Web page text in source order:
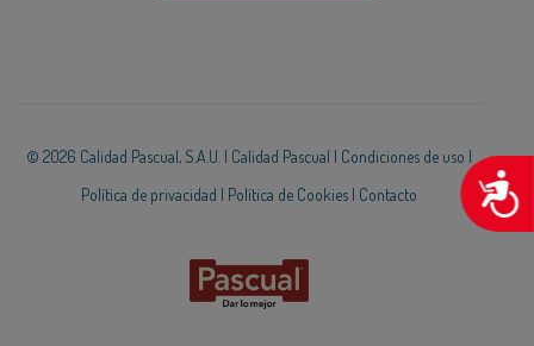
© 2026 Calidad Pascual, S.A.U. | Calidad Pascual | Condiciones de uso |
Política de privacidad | Política de Cookies | Contacto